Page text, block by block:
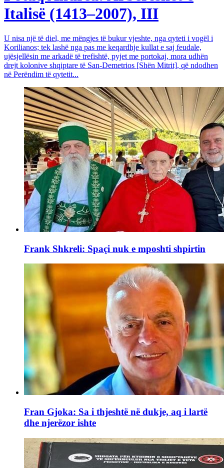
Italisë (1413–2007), III
U nisa një të diel, me mëngjes të bukur vjeshte, nga qyteti i vogël i
Korilianos; tek lashë nga pas me keqardhje kullat e saj feudale,
ujësjellësin me arkadë të trefishtë, pyjet me portokaj, mora udhën
drejt kolonive shqiptare të San-Demetrios [Shën Mitrit], që ndodhen
në Perëndim të qytetit...
Frank Shkreli: Spaçi nuk e mposhti shpirtin
Fran Gjoka: Sa i thjeshtë në dukje, aq i lartë
dhe njerëzor ishte